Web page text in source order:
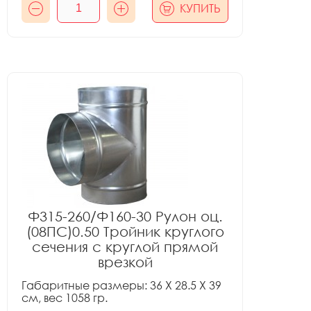
КУПИТЬ
Ф315-260/Ф160-30 Рулон оц.
(08ПС)0.50 Тройник круглого
сечения с круглой прямой
врезкой
Габаритные размеры: 36 X 28.5 X 39
см, вес 1058 гр.